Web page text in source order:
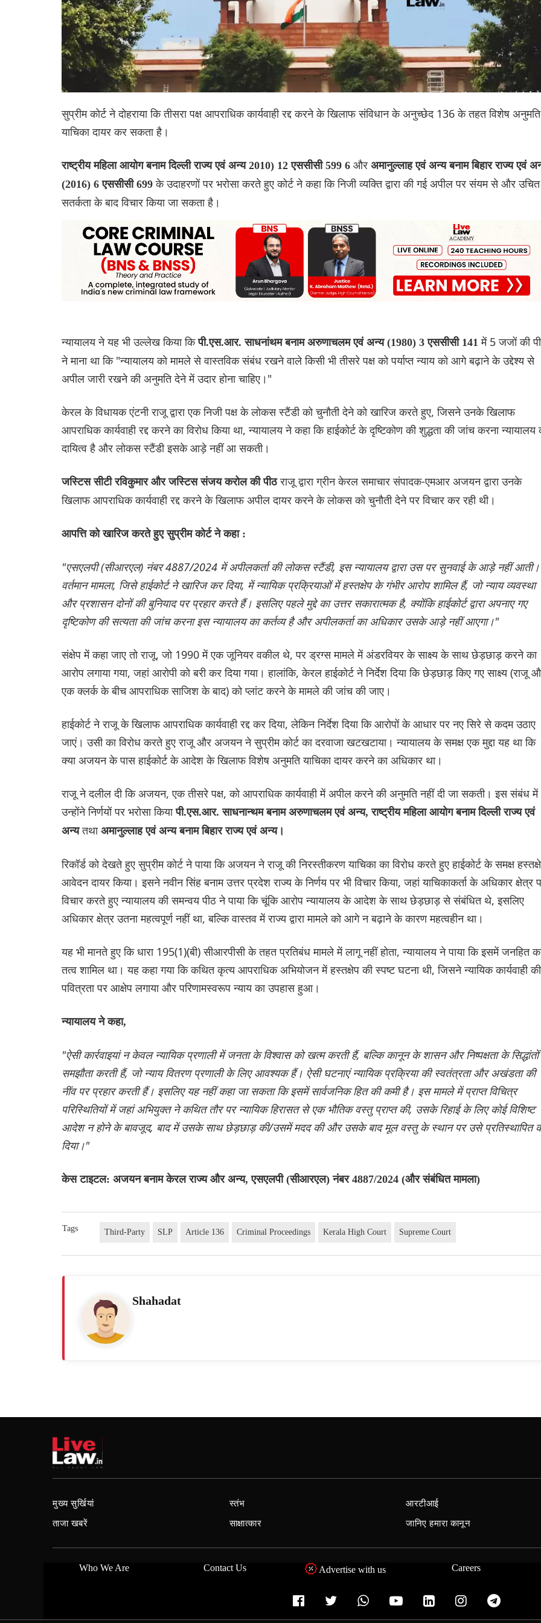
सुप्रीम कोर्ट ने दोहराया कि तीसरा पक्ष आपराधिक कार्यवाही रद्द करने के खिलाफ संविधान के अनुच्छेद 136 के तहत विशेष अनुमति
याचिका दायर कर सकता है।
राष्ट्रीय महिला आयोग बनाम दिल्ली राज्य एवं अन्य 2010) 12 एससीसी 599 6 और अमानुल्लाह एवं अन्य बनाम बिहार राज्य एवं
(2016) 6 एससीसी 699के उदाहरणों पर भरोसा करते हुए कोर्ट ने कहा कि निजी व्यक्ति द्वारा की गई अपील पर संयम से और उचित
सतर्कता के बाद विचार किया जा सकता है।
न्यायालय ने यह भी उल्लेख किया किपी.एस.आर. साधनांथम बनाम अरुणाचलम एवं अन्य (1980) 3 एससीसी 141में 5 जजों की
ने माना था कि "न्यायालय को मामले से वास्तविक संबंध रखने वाले किसी भी तीसरे पक्ष को पर्याप्त न्याय को आगे बढ़ाने के उद्देश्य से
अपील जारी रखने की अनुमति देने में उदार होना चाहिए।"
केरल के विधायक एंटनी राजू द्वारा एक निजी पक्ष के लोकस स्टैंडी को चुनौती देने को खारिज करते हुए, जिसने उनके खिलाफ
आपराधिक कार्यवाही रद्द करने का विरोध किया था, न्यायालय ने कहा कि हाईकोर्ट के दृष्टिकोण की शुद्धता की जांच करना न्यायालय
दायित्व है और लोकस स्टैंडी इसके आड़े नहीं आ सकती।
जस्टिस सीटी रविकुमार और जस्टिस संजय करोल की पीठराजू द्वारा ग्रीन केरल समाचार संपादक-एमआर अजयन द्वारा उनके
खिलाफ आपराधिक कार्यवाही रद्द करने के खिलाफ अपील दायर करने के लोकस को चुनौती देने पर विचार कर रही थी।
आपत्ति को खारिज करते हुए सुप्रीम कोर्ट ने कहा :
"एसएलपी (सीआरएल) नंबर 4887/2024 में अपीलकर्ता की लोकस स्टैंडी, इस न्यायालय द्वारा उस पर सुनवाई के आड़े नहीं आती।
वर्तमान मामला, जिसे हाईकोर्ट ने खारिज कर दिया, में न्यायिक प्रक्रियाओं में हस्तक्षेप के गंभीर आरोप शामिल हैं, जो न्याय व्यवस्था
और प्रशासन दोनों की बुनियाद पर प्रहार करते हैं। इसलिए पहले मुद्दे का उत्तर सकारात्मक है, क्योंकि हाईकोर्ट द्वारा अपनाए गए
दृष्टिकोण की सत्यता की जांच करना इस न्यायालय का कर्तव्य है और अपीलकर्ता का अधिकार उसके आड़े नहीं आएगा।"
संक्षेप में कहा जाए तो राजू, जो 1990 में एक जूनियर वकील थे, पर ड्रग्स मामले में अंडरवियर के साक्ष्य के साथ छेड़छाड़ करने का
आरोप लगाया गया, जहां आरोपी को बरी कर दिया गया। हालांकि, केरल हाईकोर्ट ने निर्देश दिया कि छेड़छाड़ किए गए साक्ष्य (राजू
एक क्लर्क के बीच आपराधिक साजिश के बाद) को प्लांट करने के मामले की जांच की जाए।
हाईकोर्ट ने राजू के खिलाफ आपराधिक कार्यवाही रद्द कर दिया, लेकिन निर्देश दिया कि आरोपों के आधार पर नए सिरे से कदम उठाए
जाएं। उसी का विरोध करते हुए राजू और अजयन ने सुप्रीम कोर्ट का दरवाजा खटखटाया। न्यायालय के समक्ष एक मुद्दा यह था कि
क्या अजयन के पास हाईकोर्ट के आदेश के खिलाफ विशेष अनुमति याचिका दायर करने का अधिकार था।
राजू ने दलील दी कि अजयन, एक तीसरे पक्ष, को आपराधिक कार्यवाही में अपील करने की अनुमति नहीं दी जा सकती। इस संबंध में
उन्होंने निर्णयों पर भरोसा कियापी.एस.आर. साधनान्थम बनाम अरुणाचलम एवं अन्य, राष्ट्रीय महिला आयोग बनाम दिल्ली राज्य एवं
अन्यतथाअमानुल्लाह एवं अन्य बनाम बिहार राज्य एवं अन्य।
रिकॉर्ड को देखते हुए सुप्रीम कोर्ट ने पाया कि अजयन ने राजू की निरस्तीकरण याचिका का विरोध करते हुए हाईकोर्ट के समक्ष
आवेदन दायर किया। इसने नवीन सिंह बनाम उत्तर प्रदेश राज्य के निर्णय पर भी विचार किया, जहां याचिकाकर्ता के अधिकार क्षेत्र
विचार करते हुए न्यायालय की समन्वय पीठ ने पाया कि चूंकि आरोप न्यायालय के आदेश के साथ छेड़छाड़ से संबंधित थे, इसलिए
अधिकार क्षेत्र उतना महत्वपूर्ण नहीं था, बल्कि वास्तव में राज्य द्वारा मामले को आगे न बढ़ाने के कारण महत्वहीन था।
यह भी मानते हुए कि धारा 195(1)(बी) सीआरपीसी के तहत प्रतिबंध मामले में लागू नहीं होता, न्यायालय ने पाया कि इसमें जनहित
तत्व शामिल था। यह कहा गया कि कथित कृत्य आपराधिक अभियोजन में हस्तक्षेप की स्पष्ट घटना थी, जिसने न्यायिक कार्यवाही की
पवित्रता पर आक्षेप लगाया और परिणामस्वरूप न्याय का उपहास हुआ।
न्यायालय ने कहा,
"ऐसी कार्रवाइयां न केवल न्यायिक प्रणाली में जनता के विश्वास को खत्म करती हैं, बल्कि कानून के शासन और निष्पक्षता के
समझौता करती हैं, जो न्याय वितरण प्रणाली के लिए आवश्यक हैं। ऐसी घटनाएं न्यायिक प्रक्रिया की स्वतंत्रता और अखंडता की
नींव पर प्रहार करती हैं। इसलिए यह नहीं कहा जा सकता कि इसमें सार्वजनिक हित की कमी है। इस मामले में प्राप्त विचित्र
परिस्थितियों में जहां अभियुक्त ने कथित तौर पर न्यायिक हिरासत से एक भौतिक वस्तु प्राप्त की, उसके रिहाई के लिए कोई विशिष्ट
आदेश न होने के बावजूद, बाद में उसके साथ छेड़छाड़ की/उसमें मदद की और उसके बाद मूल वस्तु के स्थान पर उसे प्रतिस्थापित
दिया।"
केस टाइटल: अजयन बनाम केरल राज्य और अन्य, एसएलपी (सीआरएल) नंबर 4887/2024 (और संबंधित मामला)
Tags Third-Party SLP Article 136 Criminal Proceedings Kerala High Court Supreme Court
Shahadat
मुख्य सुर्खियां
ताजा खबरें
स्तंभ
साक्षात्कार
आरटीआई
जानिए हमारा कानून
Who We Are Contact Us Advertise with us Careers